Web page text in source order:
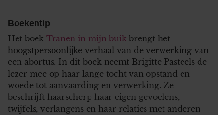
informatie die u aan ze heeft verstrekt of die ze hebben
verzameld op basis van uw gebruik van hun services. U
gaat akkoord met onze cookies als u onze website blijft
gebruiken.
Boekentip
Het boek Tranen in mijn buik brengt het
hoogstpersoonlijke verhaal van de verwerking van
een abortus. In dit boek neemt Brigitte Pasteels de
lezer mee op haar lange tocht van opstand en
woede tot aanvaarding en verwerking. Ze
beschrijft haarscherp haar eigen gevoelens,
twijfels, verlangens en haar relaties met anderen